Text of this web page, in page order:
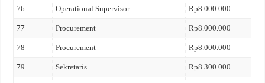
76 Operational Supervisor Rp8.000.000
77 Procurement Rp8.000.000
78 Procurement Rp8.000.000
79 Sekretaris Rp8.300.000